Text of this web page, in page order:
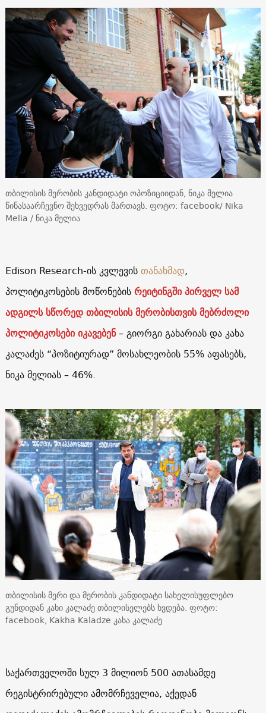
თბილისის მერობის კანდიდატი ოპოზიციიდან, ნიკა მელია
წინასაარჩევნო შეხვედრას მართავს. ფოტო: facebook/ Nika
Melia / ნიკა მელია
Edison Research-ის კვლევისთანახმად,
პოლიტიკოსების მოწონებისრეიტინგში პირველ სამ
ადგილს სწორედ თბილისის მერობისთვის მებრძოლი
პოლიტიკოსები იკავებენ– გიორგი გახარიას და კახა
კალაძეს “პოზიტიურად” მოსახლეობის 55% აფასებს,
ნიკა მელიას – 46%.
თბილისის მერი და მერობის კანდიდატი სახელისუფლებო
გუნდიდან კახი კალაძე თბილისელებს ხვდება. ფოტო:
facebook, Kakha Kaladze კახა კალაძე
საქართველოში სულ 3 მილიონ 500 ათასამდე
რეგისტრირებული ამომრჩეველია, აქედან